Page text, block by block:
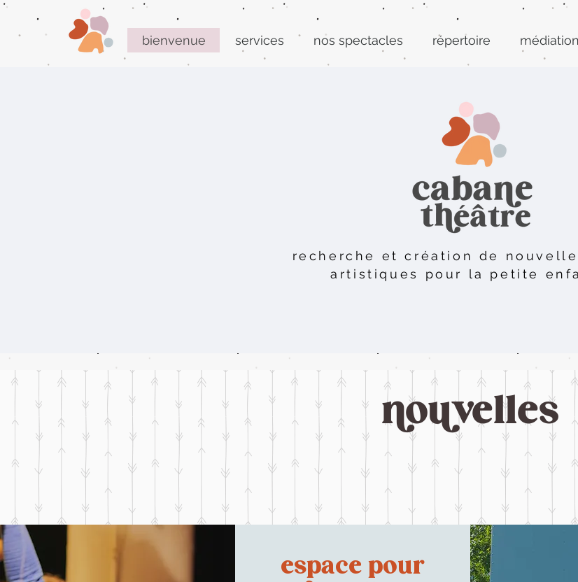
bienvenue services nos spectacles répertoire
recherche et création de
artistiques pour la petite
nouvelles
espace pour